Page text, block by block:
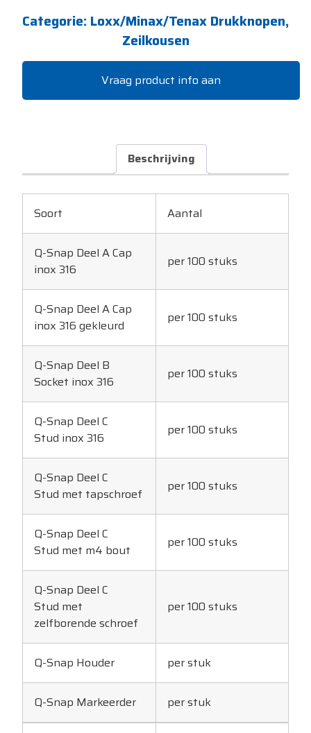
Categorie: Loxx/Minax/Tenax Drukknopen,
Zeilkousen
Vraag product info aan
Beschrijving
Soort Aantal
Q-Snap Deel A Cap
inox 316
per 100 stuks
Q-Snap Deel A Cap
inox 316 gekleurd
per 100 stuks
Q-Snap Deel B
Socket inox 316
per 100 stuks
Q-Snap Deel C
Stud inox 316
per 100 stuks
Q-Snap Deel C
Stud met tapschroef
per 100 stuks
Q-Snap Deel C
Stud met m4 bout
per 100 stuks
Q-Snap Deel C
Stud met
zelfborende schroef
per 100 stuks
Q-Snap Houder per stuk
Q-Snap Markeerder per stuk